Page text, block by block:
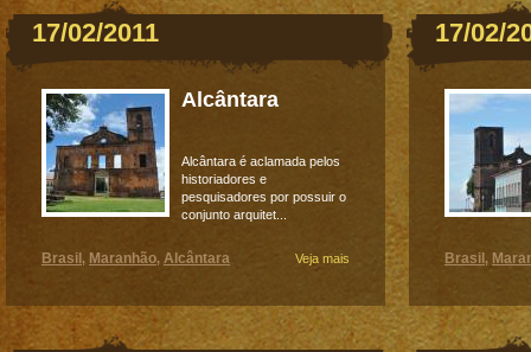
17/02/2011
Alcântara
Alcântara é aclamada pelos
historiadores e
pesquisadores por possuir o
conjunto arquitet...
Veja mais
Brasil , Maranhão, Alcântara
17/02/
Brasil ,